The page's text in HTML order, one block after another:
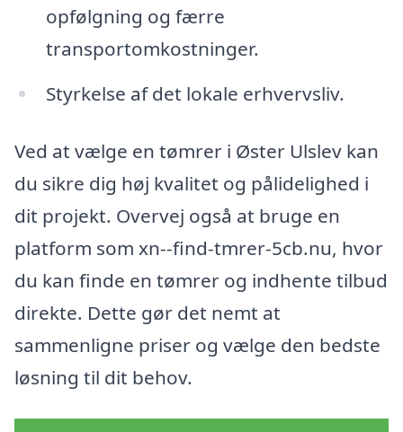
opfølgning og færre
transportomkostninger.
Styrkelse af det lokale erhvervsliv.
Ved at vælge en tømrer i Øster Ulslev kan
du sikre dig høj kvalitet og pålidelighed i
dit projekt. Overvej også at bruge en
platform som xn--find-tmrer-5cb.nu, hvor
du kan finde en tømrer og indhente tilbud
direkte. Dette gør det nemt at
sammenligne priser og vælge den bedste
løsning til dit behov.